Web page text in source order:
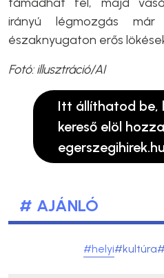
irányú légmozgás már
északnyugaton erős
Fotó: illusztráció/AI
Itt állíthatod be,
kereső elöl
# AJÁNLÓ
#helyi#kultúra